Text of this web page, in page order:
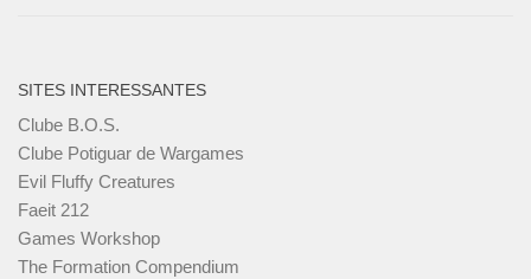
SITES INTERESSANTES
Clube B.O.S.
Clube Potiguar de Wargames
Evil Fluffy Creatures
Faeit 212
Games Workshop
The Formation Compendium